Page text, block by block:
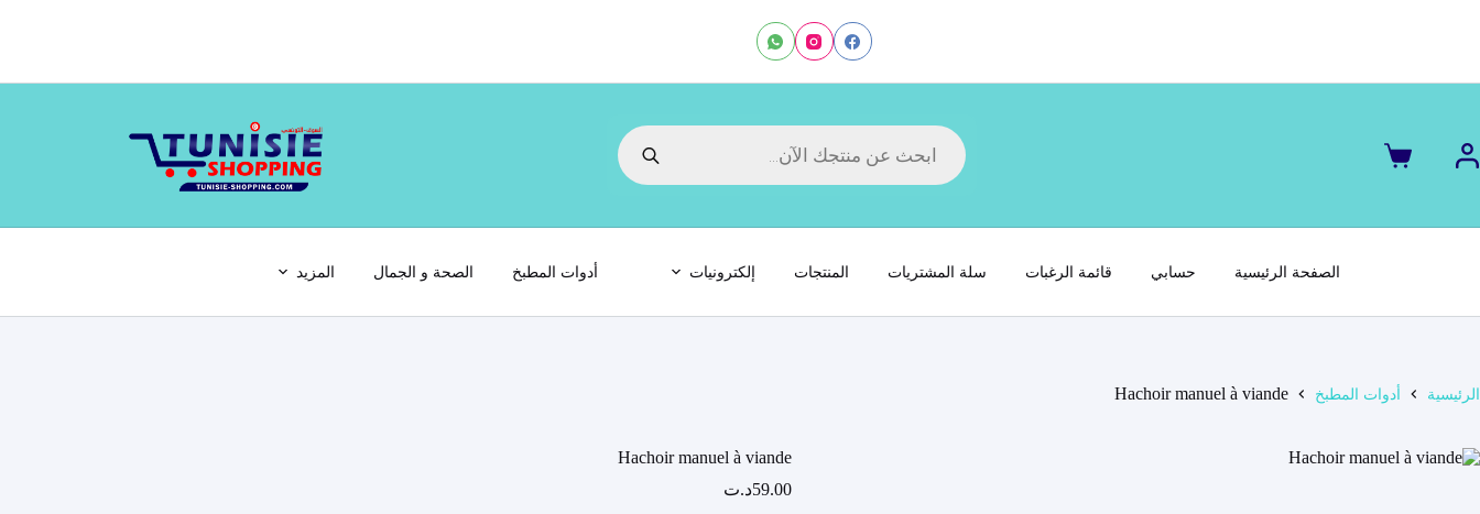
عربة
Products
search
الصفحة الرئيسية حسابي قائمة الرغبات سلة المشتريات المنتجات إلكترونيات أدوات المطبخ الصحة و الجمال المزيد
الرئيسية أدوات المطبخ Hachoir manuel à viande
Hachoir manuel à viande
59.00د.ت